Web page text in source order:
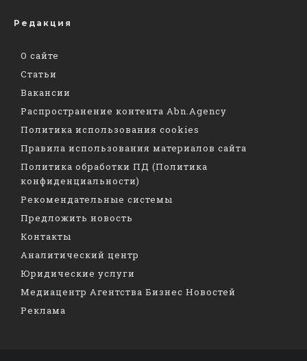
Редакция
О сайте
Статьи
Вакансии
Распространение контента Abn.Agency
Политика использования cookies
Правила использования материалов сайта
Политика обработки ПД (Политика
конфиденциальности)
Рекомендательные системы
Предложить новость
Контакты
Аналитический центр
Юридические услуги
Медиацентр Агентства Бизнес Новостей
Реклама